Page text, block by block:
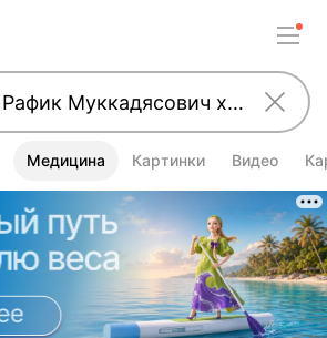
Медицина Картинки Видео